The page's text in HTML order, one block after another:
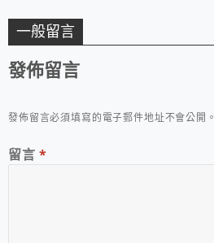
一般留言
發佈留言
發佈留言必須填寫的電子郵件地址不會公開。
留言 *